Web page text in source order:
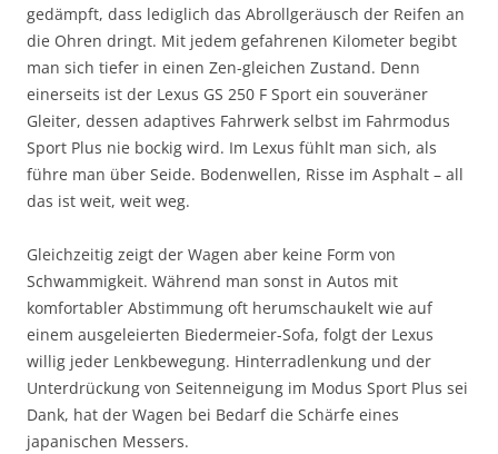
gedämpft, dass lediglich das Abrollgeräusch der Reifen an
die Ohren dringt. Mit jedem gefahrenen Kilometer begibt
man sich tiefer in einen Zen-gleichen Zustand. Denn
einerseits ist der Lexus GS 250 F Sport ein souveräner
Gleiter, dessen adaptives Fahrwerk selbst im Fahrmodus
Sport Plus nie bockig wird. Im Lexus fühlt man sich, als
führe man über Seide. Bodenwellen, Risse im Asphalt – all
das ist weit, weit weg.
Gleichzeitig zeigt der Wagen aber keine Form von
Schwammigkeit. Während man sonst in Autos mit
komfortabler Abstimmung oft herumschaukelt wie auf
einem ausgeleierten Biedermeier-Sofa, folgt der Lexus
willig jeder Lenkbewegung. Hinterradlenkung und der
Unterdrückung von Seitenneigung im Modus Sport Plus sei
Dank, hat der Wagen bei Bedarf die Schärfe eines
japanischen Messers.